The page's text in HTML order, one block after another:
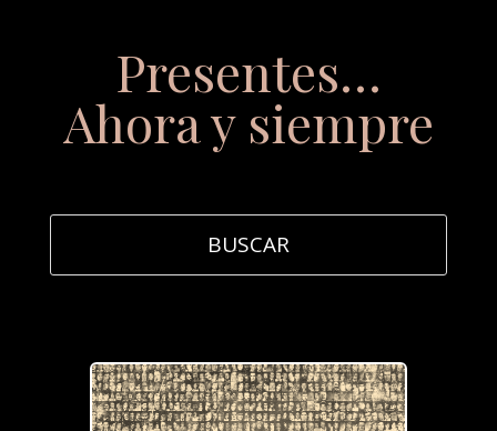
Presentes…
Ahora y siempre